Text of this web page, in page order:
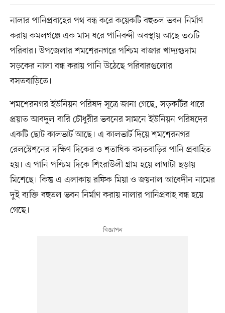
নালার পানিপ্রবাহের পথ বন্ধ করে কয়েকটি বহুতল ভবন নির্মাণ
করায় কমলগঞ্জে এক মাস ধরে পানিবন্দী অবস্থায় আছে ৩০টি
পরিবার। উপজেলার শমশেরনগরে পশ্চিম বাজার খাদ্যগুদাম
সড়কের নালা বন্ধ করায় পানি উঠেছে পরিবারগুলোর
বসতবাড়িতে।
শমশেরনগর ইউনিয়ন পরিষদ সূত্রে জানা গেছে, সড়কটির ধারে
প্রয়াত আবদুল বারি চৌধুরীর ভবনের সামনে ইউনিয়ন পরিষদের
একটি ছোট কালভার্ট আছে। এ কালভার্ট দিয়ে শমশেরনগর
রেলস্টেশনের দক্ষিণ দিকের ও শতাধিক বসতবাড়ির পানি প্রবাহিত
হয়। এ পানি পশ্চিম দিকে শিংরাউলী গ্রাম হয়ে লাঘাটা ছড়ায়
মিশেছে। কিন্তু এ এলাকায় রফিক মিয়া ও জয়নাল আবেদীন নামের
দুই ব্যক্তি বহুতল ভবন নির্মাণ করায় নালার পানিপ্রবাহ বন্ধ হয়ে
গেছে।